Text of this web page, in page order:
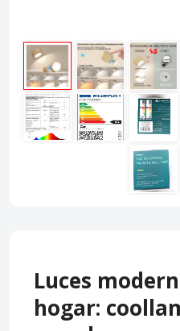
Luces
hogar: